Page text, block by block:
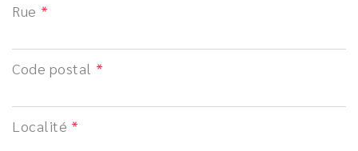
Rue
Code postal
Localité